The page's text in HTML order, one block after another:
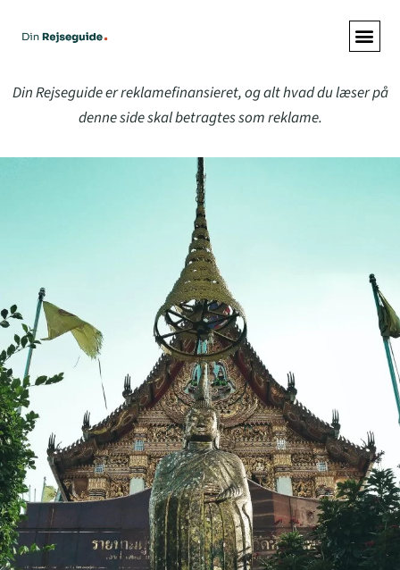
Din Rejseguide er reklamefinansieret, og alt hvad du læser på
denne side skal betragtes som reklame.